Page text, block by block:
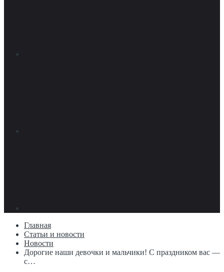
Главная
Статьи и новости
Новости
Дорогие наши девочки и мальчики! С праздником вас —
с…